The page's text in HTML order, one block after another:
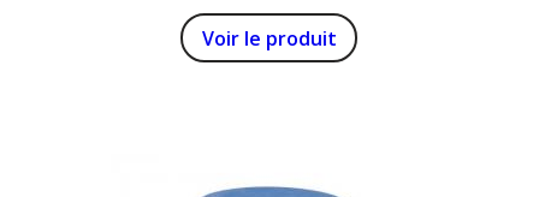
Voir le produit